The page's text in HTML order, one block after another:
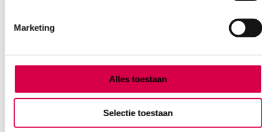
Marketing
Alles toestaan
Selectie toestaan
47.03incl. BTW